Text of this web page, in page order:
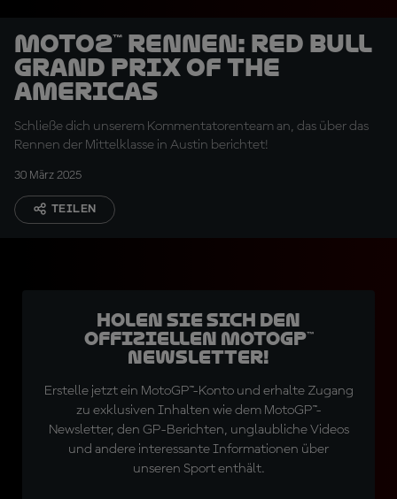
Moto2™ Rennen: Red Bull
Grand Prix of The
Americas
Schließe dich unserem Kommentatorenteam an, das über das
Rennen der Mittelklasse in Austin berichtet!
30 März 2025
TEILEN
Holen Sie sich den
offiziellen MotoGP™
Newsletter!
Erstelle jetzt ein MotoGP™-Konto und erhalte Zugang
zu exklusiven Inhalten wie dem MotoGP™-
Newsletter, den GP-Berichten, unglaubliche Videos
und andere interessante Informationen über
unseren Sport enthält.